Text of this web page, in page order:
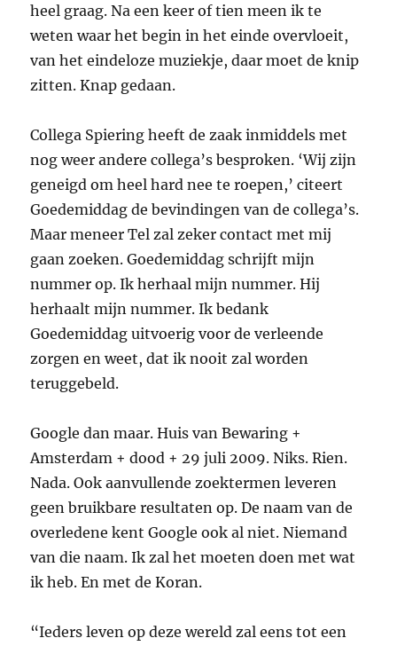
heel graag. Na een keer of tien meen ik te
weten waar het begin in het einde overvloeit,
van het eindeloze muziekje, daar moet de knip
zitten. Knap gedaan.
Collega Spiering heeft de zaak inmiddels met
nog weer andere collega’s besproken. ‘Wij zijn
geneigd om heel hard nee te roepen,’ citeert
Goedemiddag de bevindingen van de collega’s.
Maar meneer Tel zal zeker contact met mij
gaan zoeken. Goedemiddag schrijft mijn
nummer op. Ik herhaal mijn nummer. Hij
herhaalt mijn nummer. Ik bedank
Goedemiddag uitvoerig voor de verleende
zorgen en weet, dat ik nooit zal worden
teruggebeld.
Google dan maar. Huis van Bewaring +
Amsterdam + dood + 29 juli 2009. Niks. Rien.
Nada. Ook aanvullende zoektermen leveren
geen bruikbare resultaten op. De naam van de
overledene kent Google ook al niet. Niemand
van die naam. Ik zal het moeten doen met wat
ik heb. En met de Koran.
“Ieders leven op deze wereld zal eens tot een